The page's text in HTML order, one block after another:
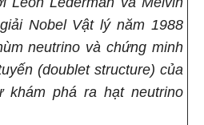
Nobel Vật lý năm 1988
neutrino và chứng minh
(doublet structure) của
khám phá ra hạt neutrino